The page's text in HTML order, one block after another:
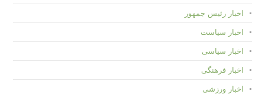
اخبار رئیس جمهور
اخبار سیاست
اخبار سیاسی
اخبار فرهنگی
اخبار ورزشی